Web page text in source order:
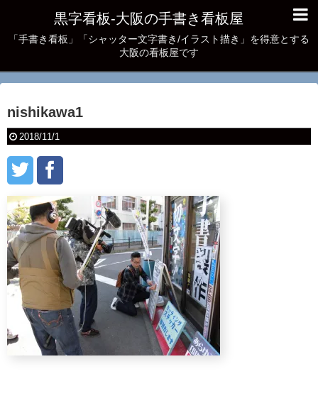
黒字看板‐大阪の手書き看板屋
「手書き看板」「シャッター文字書き/イラスト描き」を得意とする
大阪の看板屋です
nishikawa1
2018/11/1